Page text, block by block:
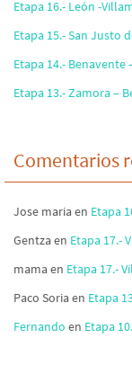
Etapa 16.- León -
Etapa 15.- San Justo
Etapa 14.- Benavente
Etapa 13.- Zamora –
Comentarios
Jose mariaen Etapa
Gentzaen Etapa 17.-
mamaen Etapa 17.-
Paco Soriaen Etapa
Fernando en Etapa